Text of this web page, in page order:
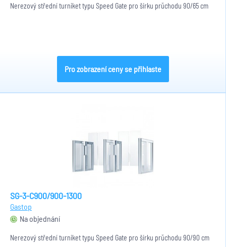
Nerezový střední turniket typu Speed Gate pro šírku průchodu 90/65 cm
Pro zobrazení ceny se přihlaste
SG-3-C900/900-1300
Gastop
Na objednání
Nerezový střední turniket typu Speed Gate pro šírku průchodu 90/90 cm